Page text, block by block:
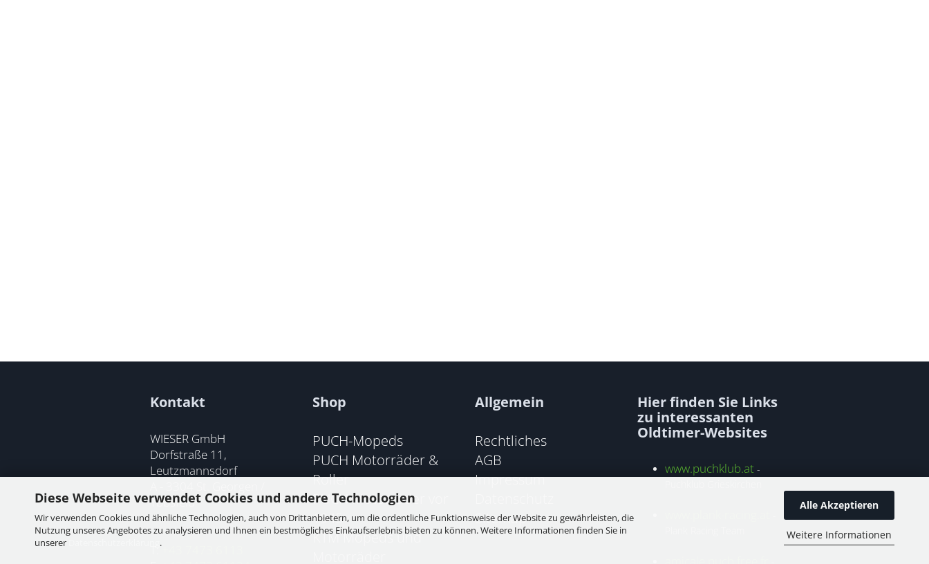
Diese Webseite verwendet Cookies und andere Technologien
Wir verwenden Cookies und ähnliche Technologien, auch von Drittanbietern, um die ordentliche Funktionsweise der Website zu gewährleisten, die
Nutzung unseres Angebotes zu analysieren und Ihnen ein bestmögliches Einkaufserlebnis bieten zu können. Weitere Informationen finden Sie in
unserer
.
Alle Akzeptieren
Weitere Informationen
Kontakt
WIESER GmbH
Dorfstraße 11,
Leutzmannsdorf
Ybbsfeld
T:
Shop
PUCH-Mopeds
PUCH Motorräder &
Roller
PUCH Motorräder vor
1945
KTM Mopeds und
Allgemein
Rechtliches
AGB
Impressum
Sitemap
Hier finden Sie Links
zu interessanten
Oldtimer-Websites
www.puchklub.at -